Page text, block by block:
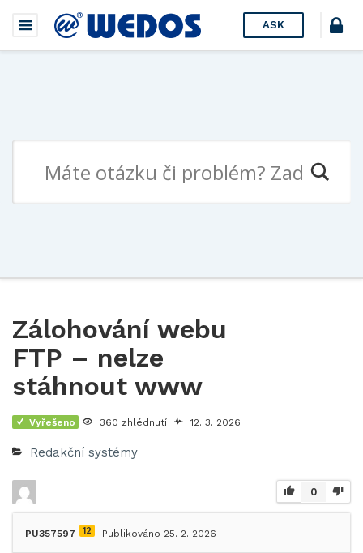
ASK
Zálohování webu
FTP – nelze
stáhnout www
Vyřešeno 360 zhlédnutí 12. 3. 2026
Redakční systémy
0
PU357597 12 Publikováno 25. 2. 2026